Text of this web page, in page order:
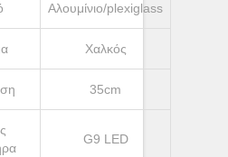
Αλουμίνιο/plexiglass
Χαλκός
35cm
G9 LED